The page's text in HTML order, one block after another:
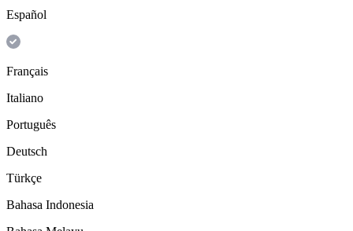
Español
Français
Italiano
Português
Deutsch
Türkçe
Bahasa Indonesia